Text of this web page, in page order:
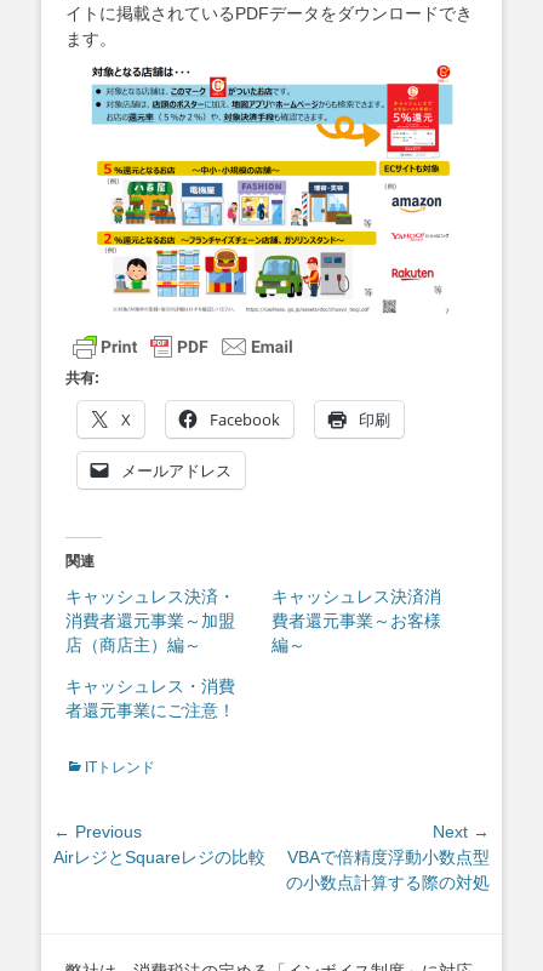
イトに掲載されているPDFデータをダウンロードでき
ます。
共有:
X Facebook 印刷
メールアドレス
関連
キャッシュレス決済・
消費者還元事業～加盟
店（商店主）編～
キャッシュレス決済消
費者還元事業～お客様
編～
キャッシュレス・消費
者還元事業にご注意！
Categories
ITトレンド
投
稿
← Previous
Previous
AirレジとSquareレジの比較
Next →
Next
post:
VBAで倍精度浮動小数点型
の小数点計算する際の対処